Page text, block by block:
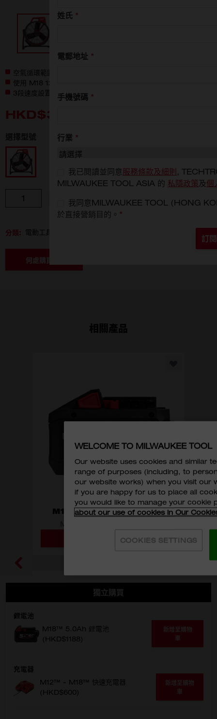
姓氏 *
電郵地址 *
手機號碼 *
行業 *
我已閱讀並同意服務條款及細則 ,
MILWAUKEE TOOL ASIA 的 私隱政策及個
我同意MILWAUKEE TOOL (HONG
於直接營銷目的。 *
訂閱
空氣循環範圍超過15m，最高氣流量可達5775m³/h
使用 M18 12.0Ah 時，在低檔下可運作長達 23 小時
3段速度設置：高速、中速、低速
HKD$3,530
選擇型號
M18 ARFHP-0
新增至購物車
分類: 電動工具
何處購買
相關產品
M18 FORGE 12.0Ah 鋰電池
新增至購物車
獨立購買
鋰電池
M18™ 5.0Ah 鋰電池
(HKD$1188)
新增至購物
車
充電器
M12™ - M18™ 快速充電器
(HKD$600)
新增至購物
車
WELCOME TO MILWAUKEE TOOL
Our website uses cookies and similar
range of purposes (including, to
our website works) when you visit our
if you are happy for us to place all
you would like to manage your cookie
about our use of cookies in Our
COOKIES SETTINGS